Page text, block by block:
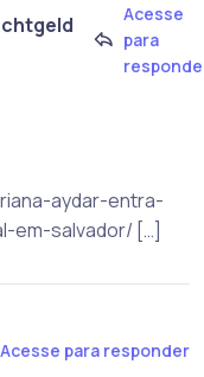
Acesse
para
aydar-entra-
em-salvador/ […]
Acesse para responder